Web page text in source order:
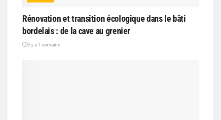
Rénovation et transition écologique dans le bâti
bordelais : de la cave au grenier
il y a 1 semaine